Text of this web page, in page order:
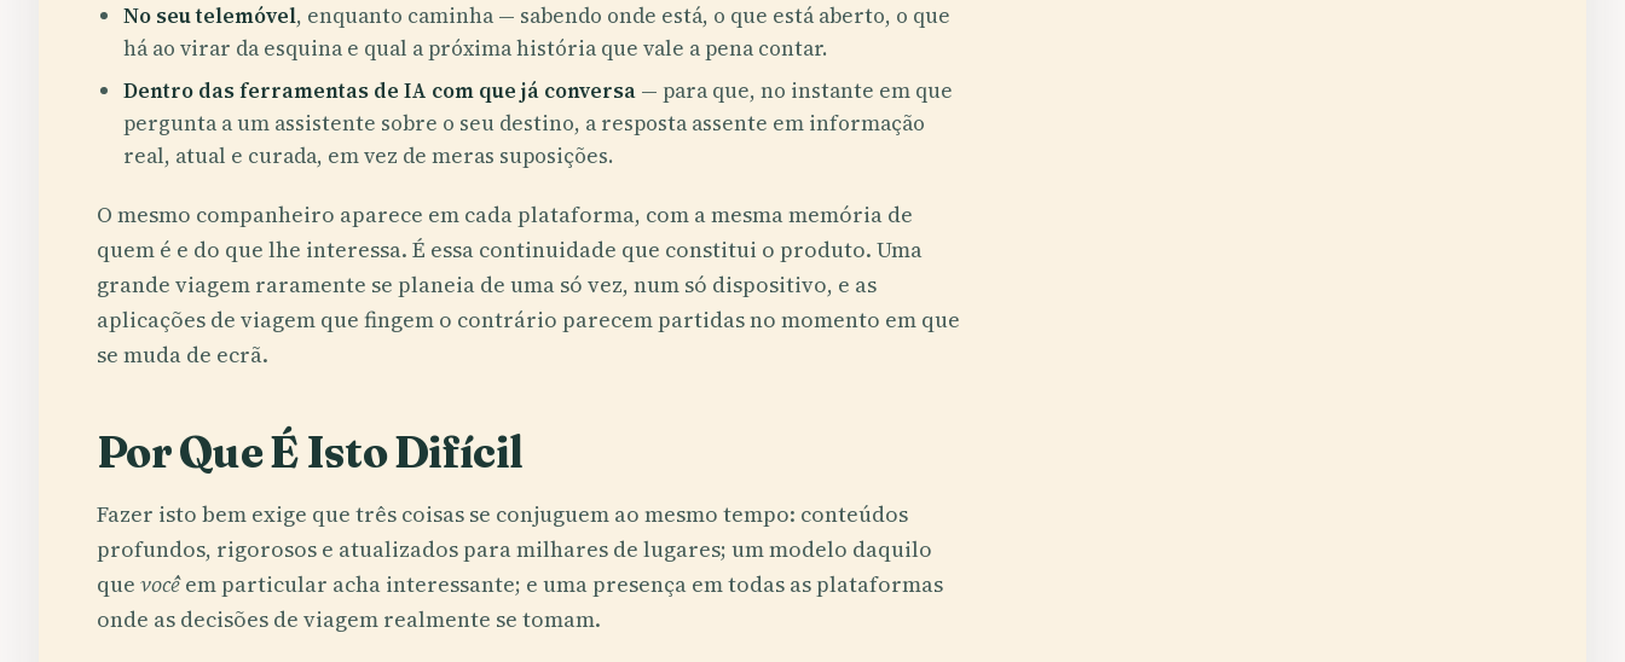
No seu telemóvel, enquanto caminha — sabendo onde está, o que está aberto, o que
há ao virar da esquina e qual a próxima história que vale a pena contar.
Dentro das ferramentas de IA com que já conversa — para que, no instante em que
pergunta a um assistente sobre o seu destino, a resposta assente em informação
real, atual e curada, em vez de meras suposições.
O mesmo companheiro aparece em cada plataforma, com a mesma memória de
quem é e do que lhe interessa. É essa continuidade que constitui o produto. Uma
grande viagem raramente se planeia de uma só vez, num só dispositivo, e as
aplicações de viagem que fingem o contrário parecem partidas no momento em que
se muda de ecrã.
Por Que É Isto Difícil
Fazer isto bem exige que três coisas se conjuguem ao mesmo tempo: conteúdos
profundos, rigorosos e atualizados para milhares de lugares; um modelo daquilo
que vocêem particular acha interessante; e uma presença em todas as plataformas
onde as decisões de viagem realmente se tomam.